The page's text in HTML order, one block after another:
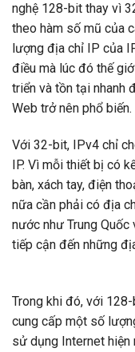
nghệ 128-bit thay vì
theo hàm số mũ của
lượng địa chỉ IP của
điều mà lúc đó thế
triển và tồn tại nhanh
Web trở nên phổ biến.
Với 32-bit, IPv4 chỉ
IP. Vì mỗi thiết bị có
bàn, xách tay, điện
nữa cần phải có địa
nước như Trung Quốc
tiếp cận đến những
Trong khi đó, với
cung cấp một số
sử dụng Internet hiện